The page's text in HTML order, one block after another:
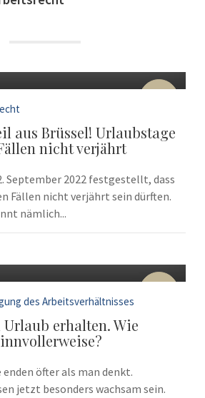
22
aus Brüssel! Urlaubstage
nicht verjährt
September 2022 festgestellt, dass
Fällen nicht verjährt sein dürften.
nämlich...
10
des Arbeitsverhältnisses
erhalten. Wie
öfter als man denkt.
jetzt besonders wachsam sein.